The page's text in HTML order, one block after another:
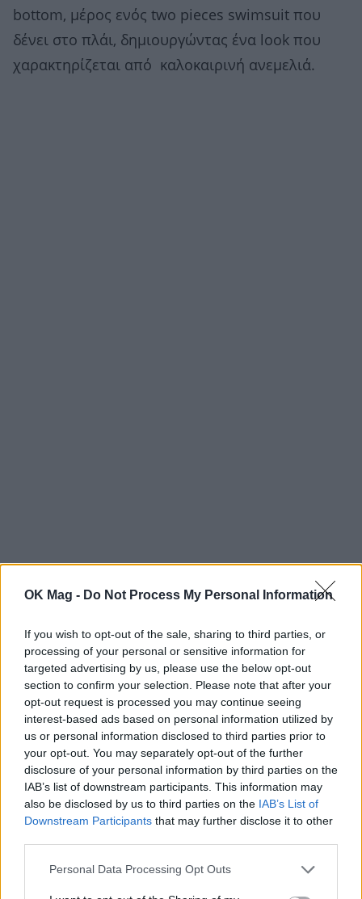
OK Mag - Do Not Process My Personal Information
If you wish to opt-out of the sale, sharing to third parties, or
processing of your personal or sensitive information for
targeted advertising by us, please use the below opt-out
section to confirm your selection. Please note that after your
opt-out request is processed you may continue seeing
interest-based ads based on personal information utilized by
us or personal information disclosed to third parties prior to
your opt-out. You may separately opt-out of the further
disclosure of your personal information by third parties on the
IAB’s list of downstream participants. This information may
also be disclosed by us to third parties on the IAB’s List of
Downstream Participants that may further disclose it to other
Personal Data Processing Opt Outs
bottom, μέρος ενός two pieces swimsuit που
δένει στο πλάι, δημιουργώντας ένα look που
χαρακτηρίζεται από καλοκαιρινή ανεμελιά.
πολλές φορές, τα πιο απλά κομμάτια που
έχουμε στην κατοχή μας μπορούν να
αποκτήσουν πολλαπλούς ρόλους.Ένα bikini
μπορεί να λειτουργήσει όχι μόνο ως μαγιό
για την παραλία, αλλά και ως μέρος ενός
ανάλαφρου συνόλου για τις ώρες που
περνάμε στο σπίτι, ειδικά τις ημέρες που η
θερμοκρασία ανεβαίνει αισθητά.